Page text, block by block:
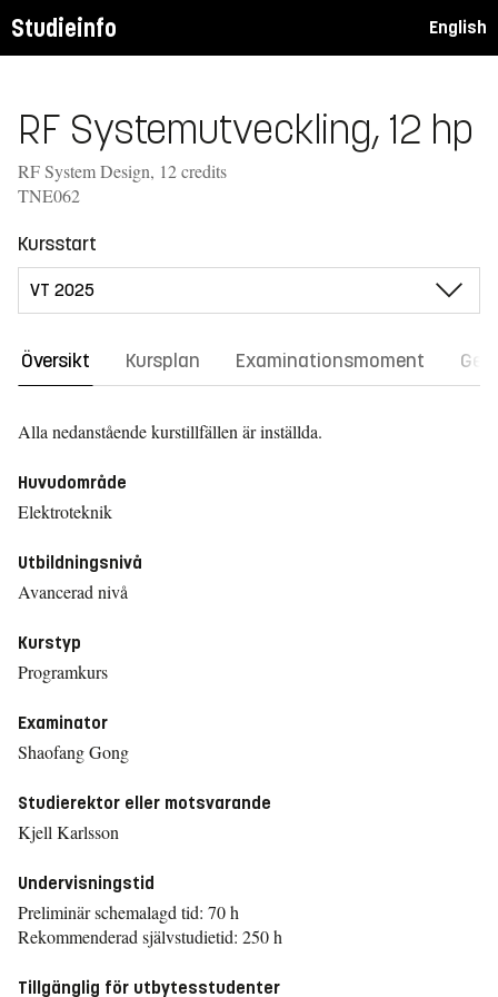
Studieinfo English
RF Systemutveckling, 12 hp
RF System Design, 12 credits
TNE062
Kursstart
Översikt Kursplan Examinationsmoment
Alla nedanstående kurstillfällen är inställda.
Huvudområde
Elektroteknik
Utbildningsnivå
Avancerad nivå
Kurstyp
Programkurs
Examinator
Shaofang Gong
Studierektor eller motsvarande
Kjell Karlsson
Undervisningstid
Preliminär schemalagd tid: 70 h
Rekommenderad självstudietid: 250 h
Tillgänglig för utbytesstudenter